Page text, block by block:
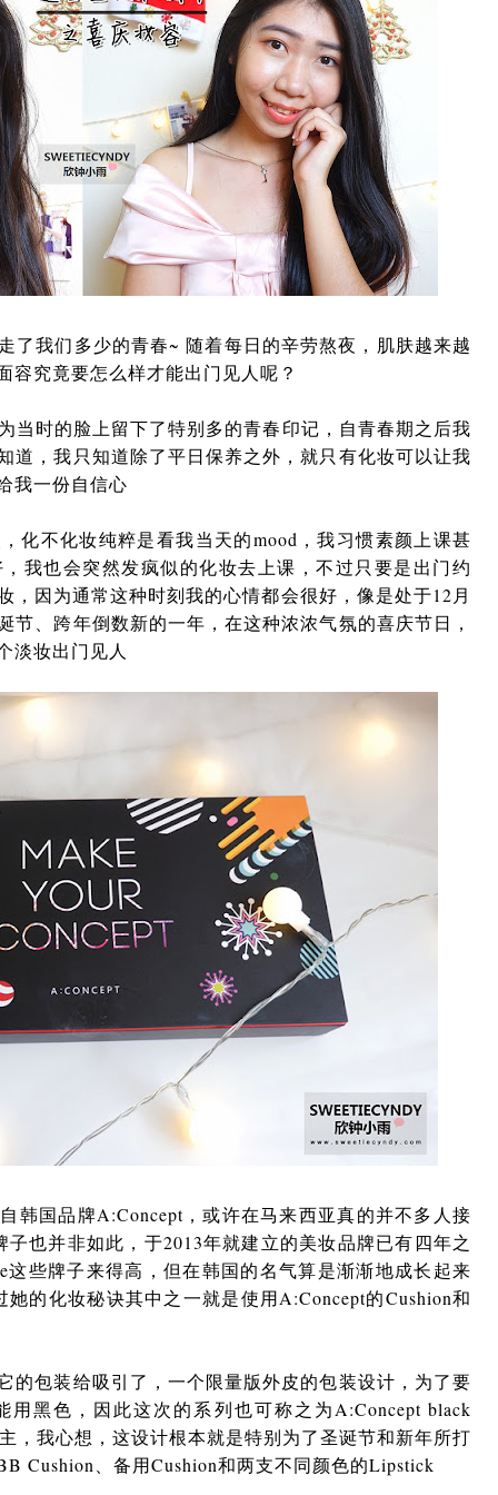
了我们多少的青春~ 随着每日的辛劳熬夜，肌肤越来越
容究竟要怎么样才能出门见人呢？
当时的脸上留下了特别多的青春印记，自青春期之后我
道，我只知道除了平日保养之外，就只有化妆可以让我
我一份自信心
化不化妆纯粹是看我当天的mood，我习惯素颜上课甚
我也会突然发疯似的化妆去上课，不过只要是出门约
，因为通常这种时刻我的心情都会很好，像是处于12月
节、跨年倒数新的一年，在这种浓浓气氛的喜庆节日，
淡妆出门见人
韩国品牌A:Concept，或许在马来西亚真的并不多人接
也并非如此，于2013年就建立的美妆品牌已有四年之
这些牌子来得高，但在韩国的名气算是渐渐地成长起来
的化妆秘诀其中之一就是使用A:Concept的Cushion和
的包装给吸引了，一个限量版外皮的包装设计，为了要
用黑色，因此这次的系列也可称之为A:Concept black
，我心想，这设计根本就是特别为了圣诞节和新年所打
Cushion、备用Cushion和两支不同颜色的Lipstick